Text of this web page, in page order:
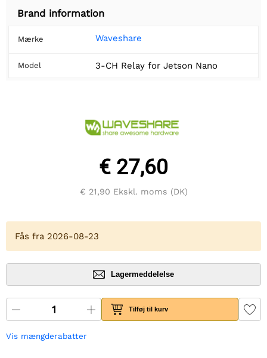
Brand information
Mærke Waveshare
Model 3-CH Relay for Jetson Nano
€ 27,60
€ 21,90 Ekskl. moms (DK)
Fås fra 2026-08-23
Lagermeddelelse
Tilføj til kurv
Vis mængderabatter